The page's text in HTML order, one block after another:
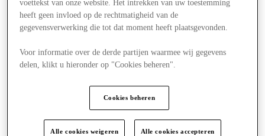
voettekst van onze website. Het intrekken van uw toestemming
heeft geen invloed op de rechtmatigheid van de
gegevensverwerking die tot dat moment heeft plaatsgevonden.
Voor informatie over de derde partijen waarmee wij gegevens
delen, klikt u hieronder op "Cookies beheren".
Cookies beheren
Alle cookies weigeren Alle cookies accepteren